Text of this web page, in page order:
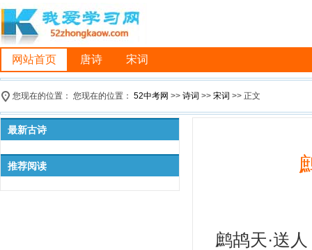
网站首页 唐诗 宋词
您现在的位置： 您现在的位置： 52中考网 >> 诗词 >> 宋词 >> 正文
最新古诗
推荐阅读
鹧鸪天·送人